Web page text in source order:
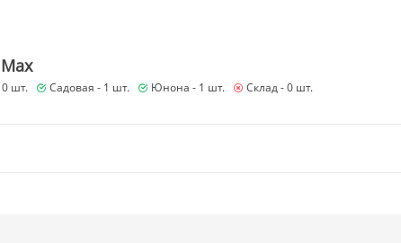
0 шт. Садовая - 1 шт. Юнона - 1 шт. Склад -0 шт.